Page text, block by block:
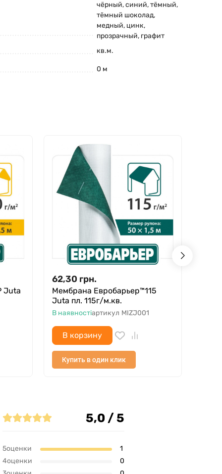
Данный вид перевозки позволяет
все образцы продукции, а наш
чёрный,синий,тёмный,
тёмный шоколад,
медный, цинк,
прозрачный, графит
кв.м.
0 м
Juta
62,30 грн.
Мембрана Евробарьер™115
Juta пл. 115г/м.кв.
В наявностіартикул MIZJ001
В корзину
Купить в один клик
5,0 / 5
5оценки
1
4оценки
0